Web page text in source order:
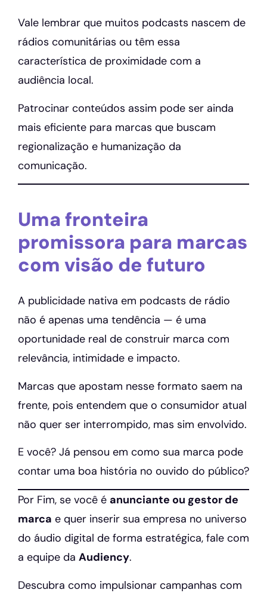
Vale lembrar que muitos podcasts nascem de
rádios comunitárias ou têm essa
característica de proximidade com a
audiência local.
Patrocinar conteúdos assim pode ser ainda
mais eficiente para marcas que buscam
regionalização e humanização da
comunicação.
Uma fronteira
promissora para marcas
com visão de futuro
A publicidade nativa em podcasts de rádio
não é apenas uma tendência — é uma
oportunidade real de construir marca com
relevância, intimidade e impacto.
Marcas que apostam nesse formato saem na
frente, pois entendem que o consumidor atual
não quer ser interrompido, mas sim envolvido.
E você? Já pensou em como sua marca pode
contar uma boa história no ouvido do público?
Por Fim, se você é anunciante ou gestor de
marca e quer inserir sua empresa no universo
do áudio digital de forma estratégica, fale com
a equipe da Audiency.
Descubra como impulsionar campanhas com